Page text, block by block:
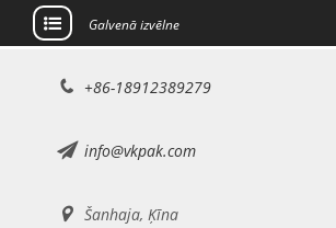
Galvenā izvēlne
+86-18912389279
info@vkpak.com
Šanhaja, Ķīna